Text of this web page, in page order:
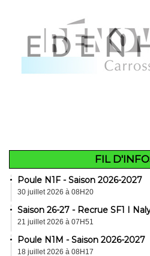
FIL
Poule N1F - Saison 2026-2027
30 juillet 2026 à 08H20
Saison 26-27 - Recrue SF1 I
21 juillet 2026 à 07H51
Poule N1M - Saison 2026-2027
18 juillet 2026 à 08H17